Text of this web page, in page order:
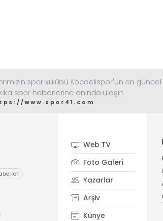
spor kulübü Kocaelispor'un en
spor haberlerine anında ulaşın
www.spor41.com
Web TV
Foto Galeri
Yazarlar
Arşiv
Künye